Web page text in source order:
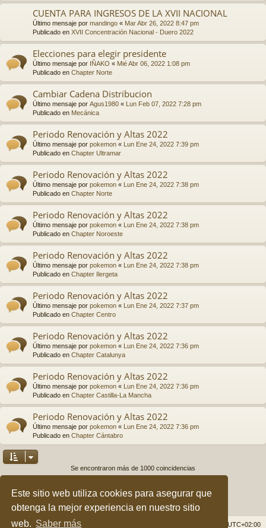
Este sitio web utiliza cookies para asegurar que
obtenga la mejor experiencia en nuestro sitio
web. Saber más
CUENTA PARA INGRESOS DE LA XVII NACIONAL
Último mensaje por mandingo « Mar Abr 26, 2022 8:47 pm
Publicado en XVII Concentración Nacional - Duero 2022
Elecciones para elegir presidente
Último mensaje por IÑAKO « Mié Abr 06, 2022 1:08 pm
Publicado en Chapter Norte
Cambiar Cadena Distribucion
Último mensaje por Agus1980 « Lun Feb 07, 2022 7:28 pm
Publicado en Mecánica
Periodo Renovación y Altas 2022
Último mensaje por pokemon « Lun Ene 24, 2022 7:39 pm
Publicado en Chapter Ultramar
Periodo Renovación y Altas 2022
Último mensaje por pokemon « Lun Ene 24, 2022 7:38 pm
Publicado en Chapter Norte
Periodo Renovación y Altas 2022
Último mensaje por pokemon « Lun Ene 24, 2022 7:38 pm
Publicado en Chapter Noroeste
Periodo Renovación y Altas 2022
Último mensaje por pokemon « Lun Ene 24, 2022 7:38 pm
Publicado en Chapter Ilergeta
Periodo Renovación y Altas 2022
Último mensaje por pokemon « Lun Ene 24, 2022 7:37 pm
Publicado en Chapter Centro
Periodo Renovación y Altas 2022
Último mensaje por pokemon « Lun Ene 24, 2022 7:36 pm
Publicado en Chapter Catalunya
Periodo Renovación y Altas 2022
Último mensaje por pokemon « Lun Ene 24, 2022 7:36 pm
Publicado en Chapter Castilla-La Mancha
Periodo Renovación y Altas 2022
Último mensaje por pokemon « Lun Ene 24, 2022 7:36 pm
Publicado en Chapter Cántabro
Se encontraron más de 1000 coincidencias
Índice general UTC+02:00